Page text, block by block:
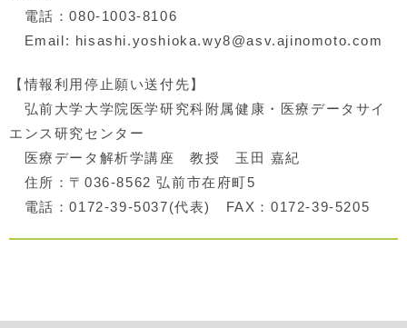
電話：080-1003-8106
Email: hisashi.yoshioka.wy8@asv.ajinomoto.com
【情報利用停止願い送付先】
弘前大学大学院医学研究科附属健康・医療データサイ
エンス研究センター
医療データ解析学講座 教授 玉田 嘉紀
住所：〒036-8562 弘前市在府町5
電話：0172-39-5037(代表) FAX：0172-39-5205